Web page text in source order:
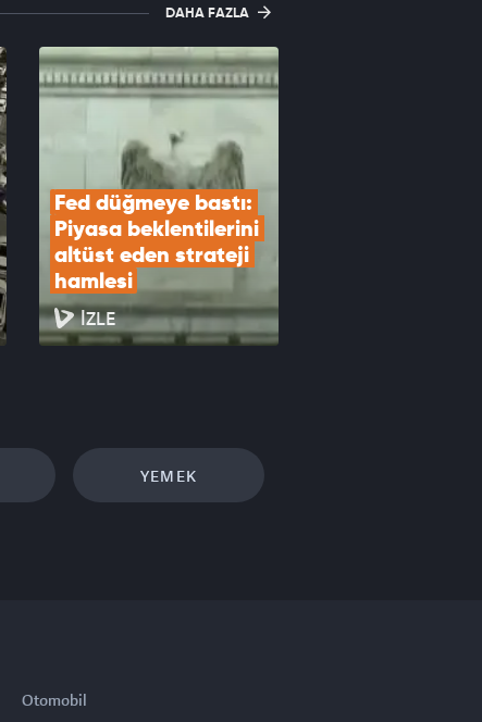
DAHA FAZLA
Fed düğmeye bastı:
Piyasa beklentilerini
altüst eden strateji
hamlesi
İZLE
YEMEK
Otomobil